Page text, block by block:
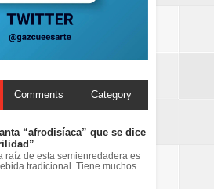
Comments Category
“afrodisíaca” que se dice
raíz de esta semienredadera es
tradicional Tiene muchos ...